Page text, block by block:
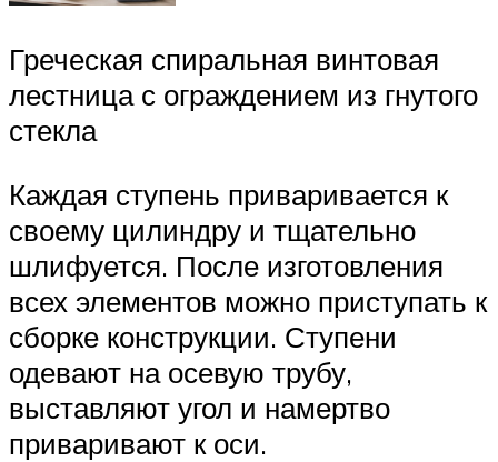
Греческая спиральная винтовая
лестница с ограждением из гнутого
стекла
Каждая ступень приваривается к
своему цилиндру и тщательно
шлифуется. После изготовления
всех элементов можно приступать к
сборке конструкции. Ступени
одевают на осевую трубу,
выставляют угол и намертво
приваривают к оси.